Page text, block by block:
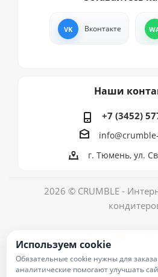
Вконтакте
Наши
+7 (3452)
г. Тюмень, ул.
2026 © CRUMBLE -
Используем cookie
Обязательные cookie нужны для
аналитические помогают улучшать